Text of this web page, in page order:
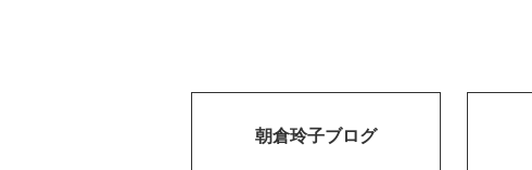
朝倉玲子ブログ